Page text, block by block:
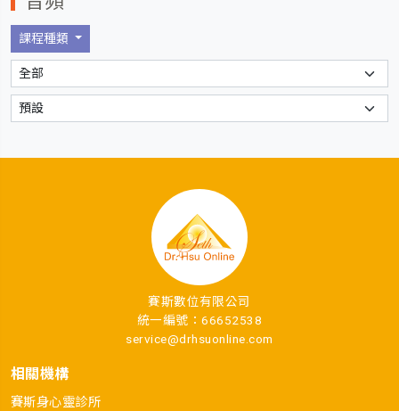
課程種類
賽斯數位有限公司
統一編號：66652538
service@drhsuonline.com
相關機構
賽斯身心靈診所